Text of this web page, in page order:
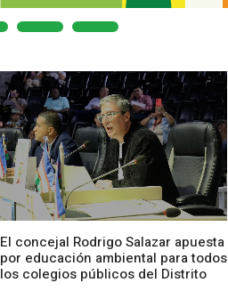
El concejal Rodrigo Salazar apuesta
por educación ambiental para todos
los colegios públicos del Distrito